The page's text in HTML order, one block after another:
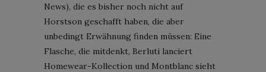
News), die es bisher noch nicht auf
Horstson geschafft haben, die aber
unbedingt Erwähnung finden müssen: Eine
Flasche, die mitdenkt, Berluti lanciert
Homewear-Kollection und Montblanc sieht